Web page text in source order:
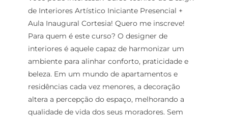
de Interiores Artístico Iniciante Presencial +
Aula Inaugural Cortesia! Quero me inscreve!
Para quem é este curso? O designer de
interiores é aquele capaz de harmonizar um
ambiente para alinhar conforto, praticidade e
beleza. Em um mundo de apartamentos e
residências cada vez menores, a decoração
altera a percepção do espaço, melhorando a
qualidade de vida dos seus moradores. Sem